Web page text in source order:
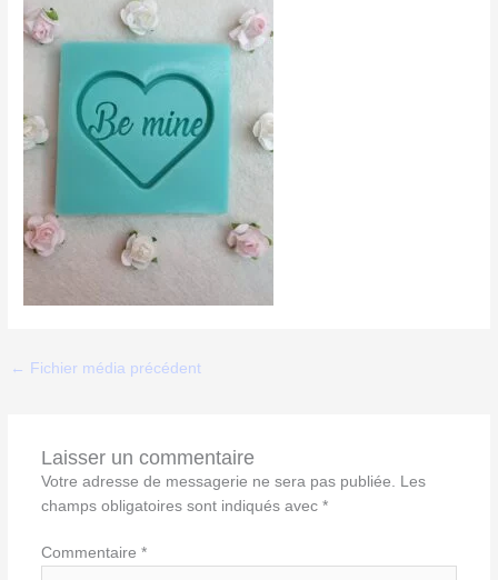
← Fichier média précédent
Laisser un commentaire
Votre adresse de messagerie ne sera pas publiée.
Les
champs obligatoires sont indiqués avec *
Commentaire *